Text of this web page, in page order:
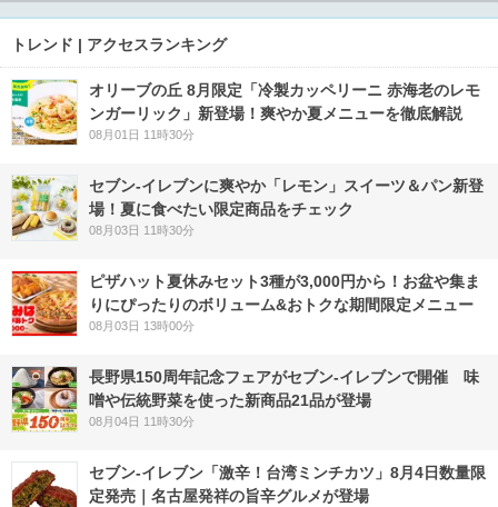
トレンド | アクセスランキング
オリーブの丘 8月限定「冷製カッペリーニ 赤海老のレモ
ンガーリック」新登場！爽やか夏メニューを徹底解説
08月01日 11時30分
セブン‐イレブンに爽やか「レモン」スイーツ＆パン新登
場！夏に食べたい限定商品をチェック
08月03日 11時30分
ピザハット夏休みセット3種が3,000円から！お盆や集ま
りにぴったりのボリューム&おトクな期間限定メニュー
08月03日 13時00分
長野県150周年記念フェアがセブン-イレブンで開催 味
噌や伝統野菜を使った新商品21品が登場
08月04日 11時30分
セブン-イレブン「激辛！台湾ミンチカツ」8月4日数量限
定発売｜名古屋発祥の旨辛グルメが登場